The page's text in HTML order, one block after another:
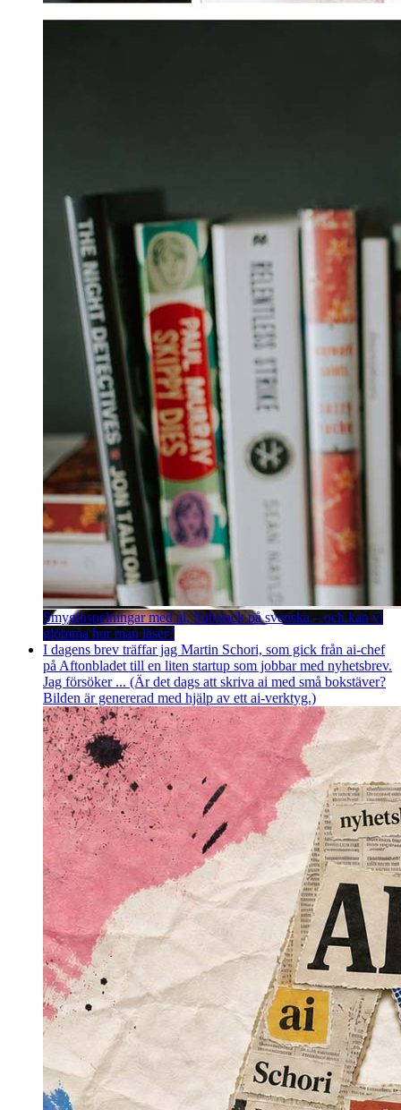
Smyginspelningar med ai, Substack på svenska – och kan vi
glömma hur man läser?
I dagens brev träffar jag Martin Schori, som gick från ai-chef
på Aftonbladet till en liten startup som jobbar med nyhetsbrev.
Jag försöker ... (Är det dags att skriva ai med små bokstäver?
Bilden är genererad med hjälp av ett ai-verktyg.)